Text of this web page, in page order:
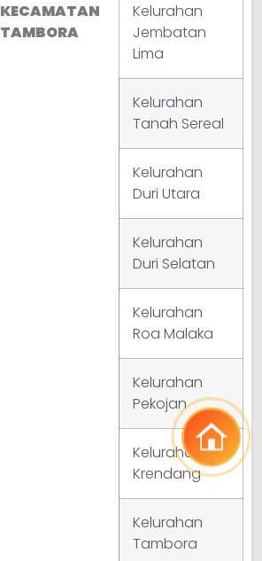
KECAMATAN
TAMBORA
Kelurahan
Jembatan
Lima
Kelurahan
Tanah Sereal
Kelurahan
Duri Utara
Kelurahan
Duri Selatan
Kelurahan
Roa Malaka
Kelurahan
Pekojan
Kelurahan
Krendang
Kelurahan
Tambora